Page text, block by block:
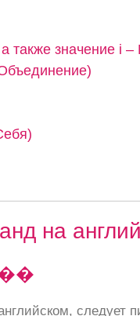
также значение i
на
следует